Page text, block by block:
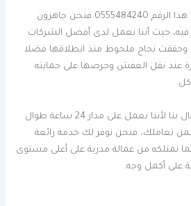
لا تتردد واتصل بنا الآن على هذا الرقم 0555484240 فنحن جاهزون
حيث أننا نعمل لدى أفضل الشركات
وحققت نجاح ملحوظ منذ انطلاقها فضلا
عند نقل العفش وحرصها على حمايته
نتواصل معك بمجرد الاتصال بنا لأننا نعمل على مدار 24 ساعة طوال
تعاملك، فنحن نوفر لك خدمة رائعة
نمتلكه من عمالة مدربة على أعلى مستوى
على أكمل وجه.